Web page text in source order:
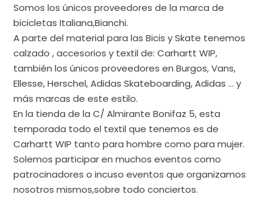
Somos los únicos proveedores de la marca de
bicicletas Italiana,Bianchi.
A parte del material para las Bicis y Skate tenemos
calzado , accesorios y textil de: Carhartt WIP,
también los únicos proveedores en Burgos, Vans,
Ellesse, Herschel, Adidas Skateboarding, Adidas … y
más marcas de este estilo.
En la tienda de la C/ Almirante Bonifaz 5, esta
temporada todo el textil que tenemos es de
Carhartt WIP tanto para hombre como para mujer.
Solemos participar en muchos eventos como
patrocinadores o incuso eventos que organizamos
nosotros mismos,sobre todo conciertos.